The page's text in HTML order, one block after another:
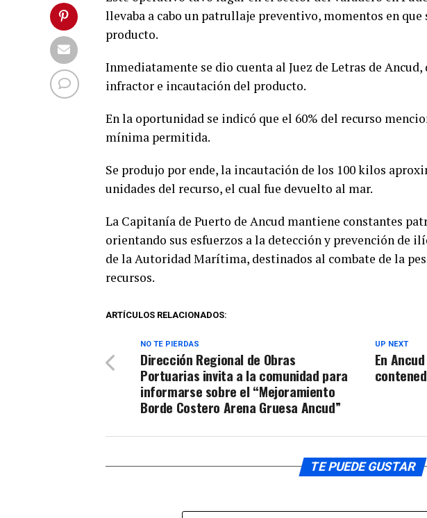
llevaba a cabo un patrullaje preventivo, momentos en que
producto.
Inmediatamente se dio cuenta al Juez de Letras de
infractor e incautación del producto.
En la oportunidad se indicó que el 60% del recurso
mínima permitida.
Se produjo por ende, la incautación de los 100 kilos
unidades del recurso, el cual fue devuelto al mar.
La Capitanía de Puerto de Ancud mantiene constantes
orientando sus esfuerzos a la detección y prevención de
de la Autoridad Marítima, destinados al combate de la
recursos.
ARTÍCULOS RELACIONADOS:
UP NEXT
En
NO TE PIERDAS
Dirección Regional de Obras
Portuarias invita a la comunidad para
informarse sobre el “Mejoramiento
Borde Costero Arena Gruesa Ancud”
TE PUEDE GUSTAR